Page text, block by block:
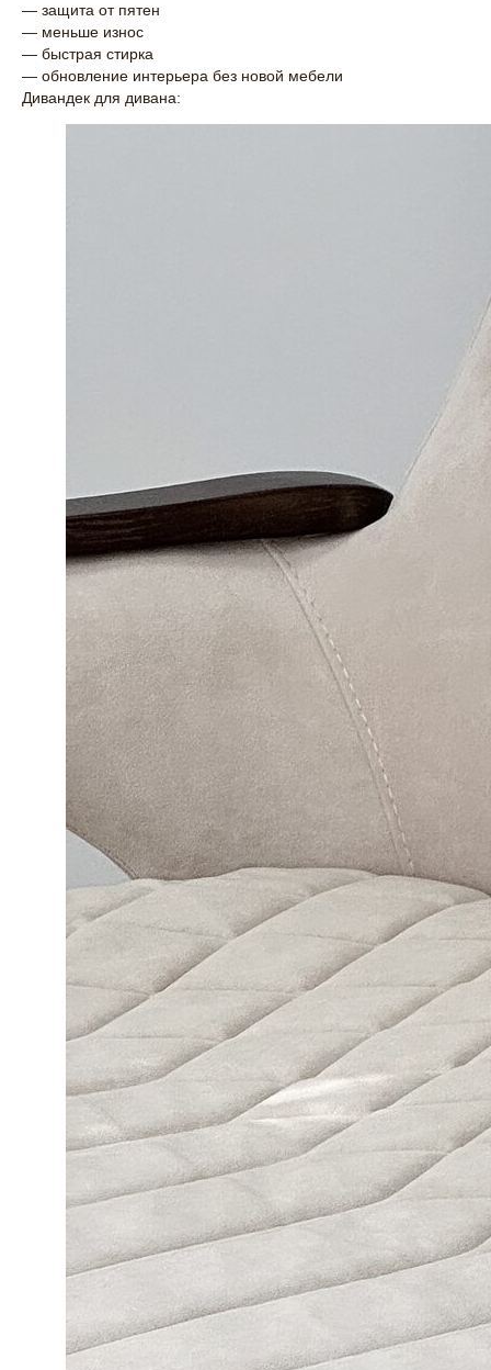
— защита от пятен
— меньше износ
— быстрая стирка
— обновление интерьера без новой мебели
Дивандек для дивана: